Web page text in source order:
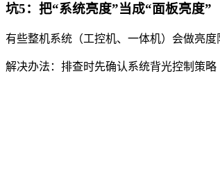
坑5：把“系统亮度”当成“面板亮度”
有些整机系统（工控机、一体机）会做亮度
解决办法：排查时先确认系统背光控制策略